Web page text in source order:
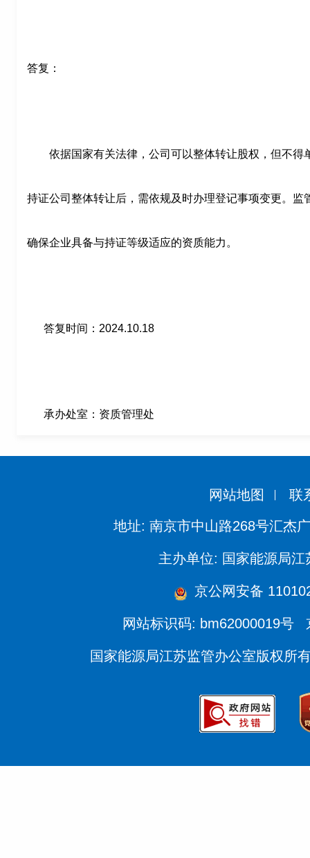
答复：
依据国家有关法律，公司可以整体转让股权，但不得
持证公司整体转让后，需依规及时办理登记事项变更。监
确保企业具备与持证等级适应的资质能力。
答复时间：2024.10.18
承办处室：资质管理处
网站地图 联
地址: 南京市中山路268号汇杰
主办单位: 国家能源局江
京公网安备
网站标识码: bm62000019号
国家能源局江苏监管办公室版权所